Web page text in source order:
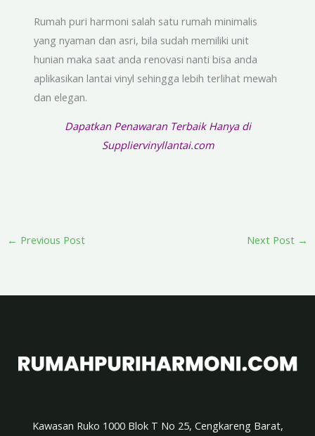
Rumah puri harmoni salah satu rumah minimalis
yang nyaman dan asri, bila sudah memiliki unit
hunian maka saat anda renovasi nanti bisa anda
aplikasikan lantai vinyl sehingga lebih terlihat mewah
dan elegan.
Dapatkan Penawaran Terbaik Hanya di
Suppliervinyllantai.com
← Previous Post Next Post →
Kawasan Ruko 1000 Blok T No 25, Cengkareng Barat,